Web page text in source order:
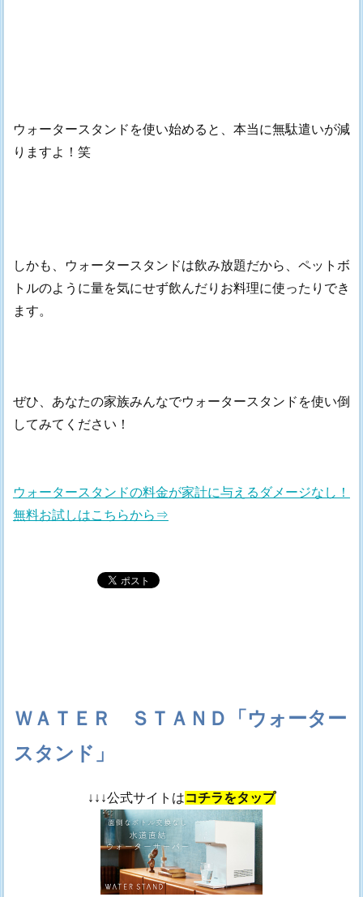
ウォータースタンドを使い始めると、本当に無駄遣いが減
りますよ！笑
しかも、ウォータースタンドは飲み放題だから、ペットボ
トルのように量を気にせず飲んだりお料理に使ったりでき
ます。
ぜひ、あなたの家族みんなでウォータースタンドを使い倒
してみてください！
ウォータースタンドの料金が家計に与えるダメージなし！
無料お試しはこちらから⇒
ＷＡＴＥＲ ＳＴＡＮＤ「ウォーター
スタンド」
↓↓↓公式サイトはコチラをタップ